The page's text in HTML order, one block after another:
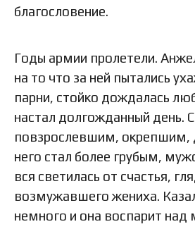
благословение.
Годы армии пролетели.
на то что за ней пытались
парни, стойко дождалась
настал долгожданный день.
повзрослевшим, окрепшим,
него стал более грубым,
вся светилась от счастья,
возмужавшего жениха.
немного и она воспарит над